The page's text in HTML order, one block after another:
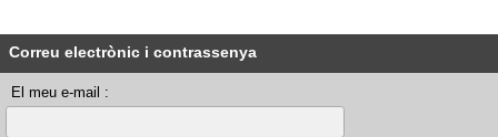
Correu electrònic i contrassenya
El meu e-mail :